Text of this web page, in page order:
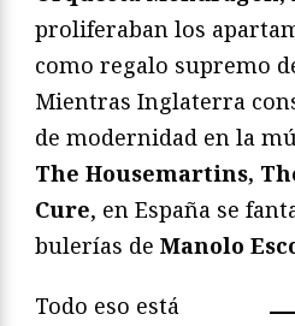
proliferaban los
como regalo supremo
Mientras Inglaterra
de modernidad en la
The Housemartins,
Cure, en España se
bulerías de Manolo
Todo eso está